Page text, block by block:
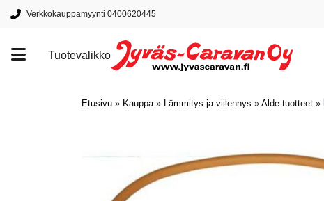
Verkkokauppamyynti 0400620445
Tuotevalikko
Etusivu » Kauppa» Lämmitys ja viilennys » Alde-tuotteet »